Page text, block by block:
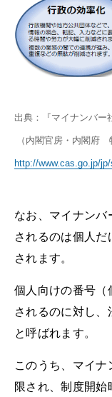
出典：『マイナンバー
（内閣官房・内閣府
http://www.cas.go.jp/
なお、マイナンバ
されるのは個人
されます。
個人向けの番号（
されるのに対し、
と呼ばれます。
このうち、マイナ
限され、制度開